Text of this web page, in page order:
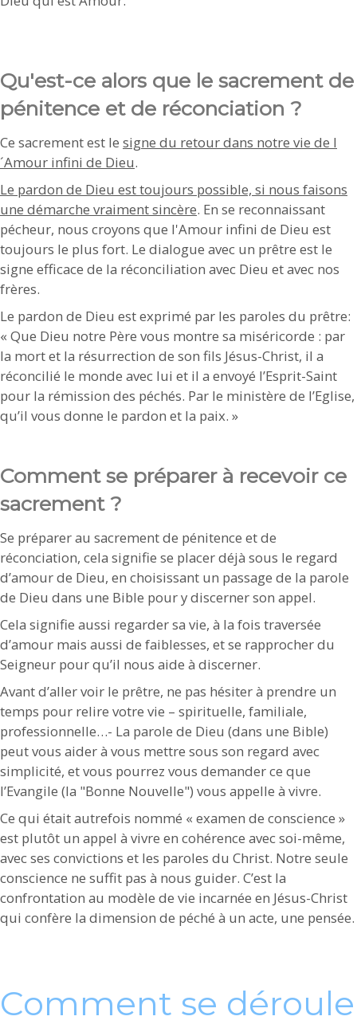
Qu'est-ce alors que le sacrement de
pénitence et de réconciation ?
Ce sacrement est le signe du retour dans notre vie de l
´Amour infini de Dieu.
Le pardon de Dieu est toujours possible, si nous faisons
une démarche vraiment sincère. En se reconnaissant
pécheur, nous croyons que l'Amour infini de Dieu est
toujours le plus fort. Le dialogue avec un prêtre est le
signe efficace de la réconciliation avec Dieu et avec nos
frères.
Le pardon de Dieu est exprimé par les paroles du prêtre:
« Que Dieu notre Père vous montre sa miséricorde : par
la mort et la résurrection de son fils Jésus-Christ, il a
réconcilié le monde avec lui et il a envoyé l’Esprit-Saint
pour la rémission des péchés. Par le ministère de l’Eglise,
qu’il vous donne le pardon et la paix. »
Comment se préparer à recevoir ce
sacrement ?
Se préparer au sacrement de pénitence et de
réconciation, cela signifie se placer déjà sous le regard
d’amour de Dieu, en choisissant un passage de la parole
de Dieu dans une Bible pour y discerner son appel.
Cela signifie aussi regarder sa vie, à la fois traversée
d’amour mais aussi de faiblesses, et se rapprocher du
Seigneur pour qu’il nous aide à discerner.
Avant d’aller voir le prêtre, ne pas hésiter à prendre un
temps pour relire votre vie – spirituelle, familiale,
professionnelle…- La parole de Dieu (dans une Bible)
peut vous aider à vous mettre sous son regard avec
simplicité, et vous pourrez vous demander ce que
l’Evangile (la "Bonne Nouvelle") vous appelle à vivre.
Ce qui était autrefois nommé « examen de conscience »
est plutôt un appel à vivre en cohérence avec soi-même,
avec ses convictions et les paroles du Christ. Notre seule
conscience ne suffit pas à nous guider. C’est la
confrontation au modèle de vie incarnée en Jésus-Christ
qui confère la dimension de péché à un acte, une pensée.
Comment se déroule